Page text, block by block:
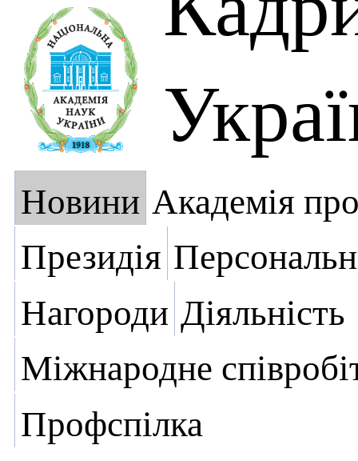
Новини Академія
Президія
Нагороди Діяльність
Міжнародне
Профспілка